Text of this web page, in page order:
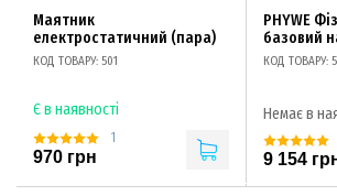
Маятник
електростатичний (пара)
КОД ТОВАРУ: 501
Є в наявності
1
970 грн
PHYWE
базовий
КОД ТОВАРУ:
Немає в
9 154